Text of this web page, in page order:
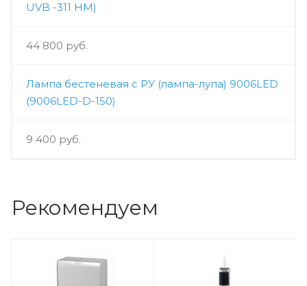
UVB -311 НМ)
44 800 руб.
Лампа бестеневая с РУ (лампа-лупа) 9006LED
(9006LED-D-150)
9 400 руб.
Рекомендуем